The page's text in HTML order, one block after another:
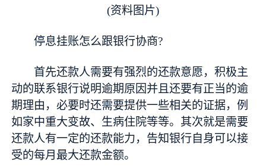
(资料图片)
停息挂账怎么跟银行协商?
首先还款人需要有强烈的还款意愿，积极主
动的联系银行说明逾期原因并且还要有正当的逾
期理由，必要时还需要提供一些相关的证据，例
如家中重大变故、生病住院等等。其次就是需要
还款人有一定的还款能力，告知银行自身可以接
受的每月最大还款金额。